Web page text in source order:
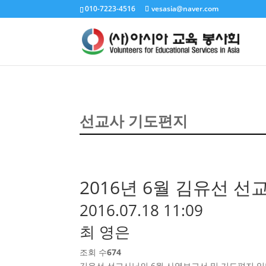
010-7223-4516 vesasia@naver.com
선교사 기도편지
2016년 6월 김유선 선
2016.07.18 11:09
최 영은
조회 수674